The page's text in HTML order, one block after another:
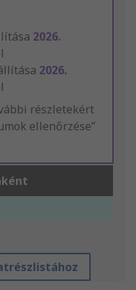
2026.
2026.
részletekért
ellenőrzése”